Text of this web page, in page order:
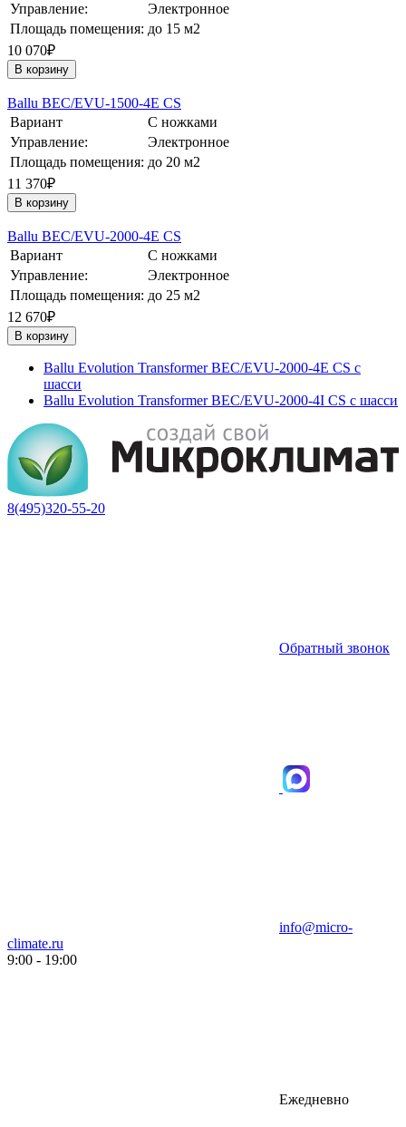
Управление:
Электронное
Площадь помещения: до 15 м2
10 070₽
В корзину
Ballu BEC/EVU-1500-4E CS
Вариант
С ножками
Управление:
Электронное
Площадь помещения: до 20 м2
11 370₽
В корзину
Ballu BEC/EVU-2000-4E CS
Вариант
С ножками
Управление:
Электронное
Площадь помещения: до 25 м2
12 670₽
В корзину
Ballu Evolution Transformer BEC/EVU-2000-4E CS с
шасси
Ballu Evolution Transformer BEC/EVU-2000-4I CS с шасси
8(495)320-55-20
Обратный звонок
info@micro-
climate.ru
9:00 - 19:00
Ежедневно